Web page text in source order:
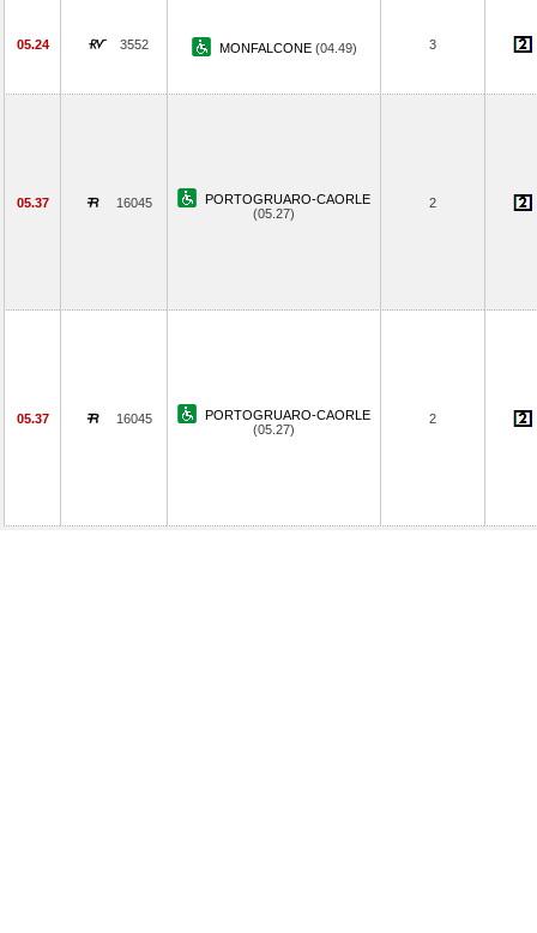
05.24 3552 MONFALCONE (04.49) 3
05.37 16045
PORTOGRUARO-CAORLE
(05.27)
2
05.37 16045
PORTOGRUARO-CAORLE
(05.27)
2